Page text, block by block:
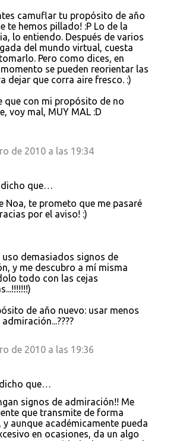
camuflar tu propósito de año
te hemos pillado! :P Lo de la
lo entiendo. Después de varios
del mundo virtual, cuesta
Pero como dices, en
se pueden reorientar las
dejar que corra aire fresco. :)
que con mi propósito de no
voy mal, MUY MAL :D
de 2010 a las 19:34
dicho que…
Noa, te prometo que me pasaré
por el aviso! :)
uso demasiados signos de
y me descubro a mí misma
todo con las cejas
de año nuevo: usar menos
de 2010 a las 19:36
que…
signos de admiración!! Me
que transmite de forma
y aunque académicamente pueda
en ocasiones, da un algo